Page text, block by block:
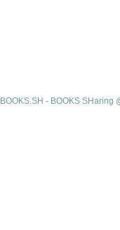
BOOKS.SH - BOOKS SHaring